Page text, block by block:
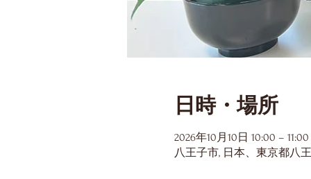
日時・場所
2026年10月10日 10:00 – 11:00
八王子市, 日本、東京都八